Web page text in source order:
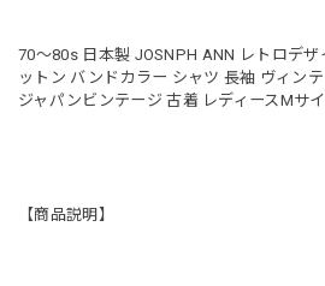
70〜80s 日本製 JOSNPH ANN レトロデ
ットン バンドカラー シャツ 長袖 ヴィン
ジャパンビンテージ 古着 レディースMサ
【商品説明】